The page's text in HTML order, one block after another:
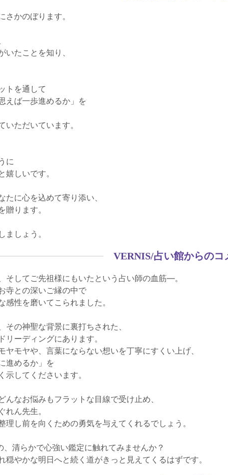
さかのぼります。
いたことを知り、
トを通して
えば一歩進めるか」を
ただいています。
に
嬉しいです。
に心を込めて寄り添い、
贈ります。
ましょう。
VERNIS/占い館からのコ
そしてご先祖様にもいたという占い師の血筋―。
寺との深いご縁の中で
感性を磨いてこられました。
その神聖な背景に裏打ちされた、
ーディングにあります。
ヤモヤや、言葉にならない想いを丁寧にすくい上げ、
進めるか」を
してくださいます。
んなお悩みもフラットな目線で受け止め、
れん先生。
理し前を向くための勇気を与えてくれるでしょう。
、清らかで心強い鑑定に触れてみませんか？
穏やかな明日へと続く道がきっと見えてくるはずです。